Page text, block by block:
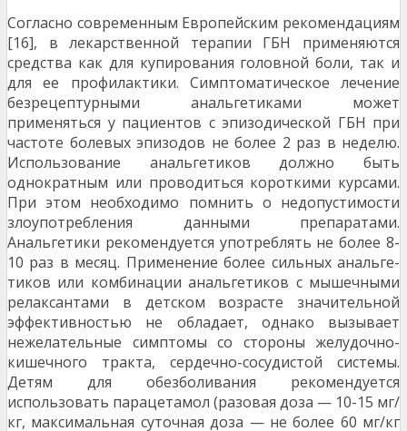
Согласно современным Европейским рекоменда­циям
[16], в лекарственной терапии ГБН применяются
средства как для купирования головной боли, так и
для ее профилактики. Симптоматическое лечение
безре­цептурными анальгетиками может
применяться у паци­ентов с эпизодической ГБН при
частоте болевых эпизо­дов не более 2 раз в неделю.
Использование анальгети­ков должно быть
однократным или проводиться корот­кими курсами.
При этом необходимо помнить о недопу­стимости
злоупотребления данными препаратами.
Анальгетики рекомендуется употреблять не более 8-
10 раз в месяц. Применение более сильных анальге­
тиков или комбинации анальгетиков с мышечными
ре­лаксантами в детском возрасте значительной
эффек­тивностью не обладает, однако вызывает
нежелатель­ные симптомы со стороны желудочно-
кишечного трак­та, сердечно-сосудистой системы.
Детям для обезбо­ливания рекомендуется
использовать парацетамол (ра­зовая доза — 10-15 мг/
кг, максимальная суточная доза — не более 60 мг/кг